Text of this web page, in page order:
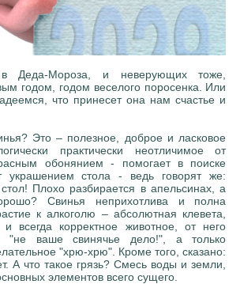
Деда-Мороза, и неверующих тоже,
годом, годом веселого поросенка. Или
что принесет она нам счастье и
Это – полезное, доброе и ласковое
практически неотличимое от
обонянием - помогает в поиске
украшением стола - ведь говорят же:
Плохо разбирается в апельсинах, а
Свинья неприхотлива и полна
к алкоголю – абсолютная клевета,
всегда корректное животное, от него
"не ваше свинячье дело!", а только
"хрю-хрю". Кроме того, сказано:
А что такое грязь? Смесь воды и земли,
элементов всего сущего.